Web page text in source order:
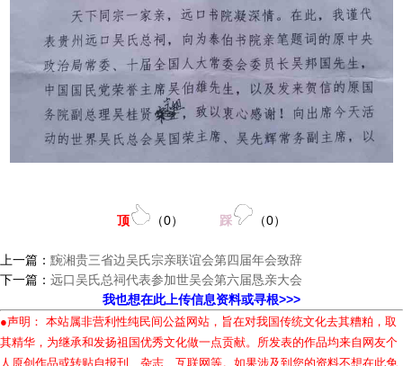
顶 （0） 踩 （0）
上一篇： 黦湘贵三省边吴氏宗亲联谊会第四届年会致辞
下一篇： 远口吴氏总祠代表参加世吴会第六届恳亲大会
我也想在此上传信息资料或寻根>>>
●声明： 本站属非营利性纯民间公益网站，旨在对我国传统文化去其糟粕，取
其精华，为继承和发扬祖国优秀文化做一点贡献。所发表的作品均来自网友个
人原创作品或转贴自报刊、杂志、互联网等。如果涉及到您的资料不想在此免